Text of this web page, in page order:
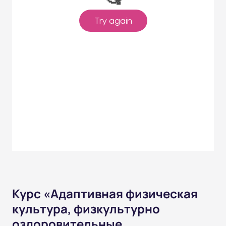
Курс «Адаптивная физическая
культура, физкультурно